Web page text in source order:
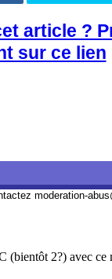
article ?
sur ce lien
moderation-